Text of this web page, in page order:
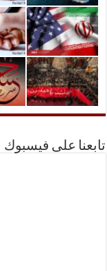
تابعنا على فيسبوك